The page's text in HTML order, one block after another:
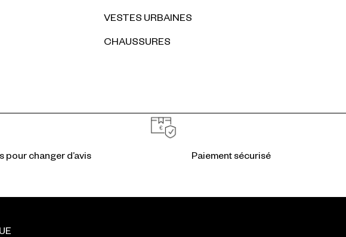
VESTES URBAINES
CHAUSSURES